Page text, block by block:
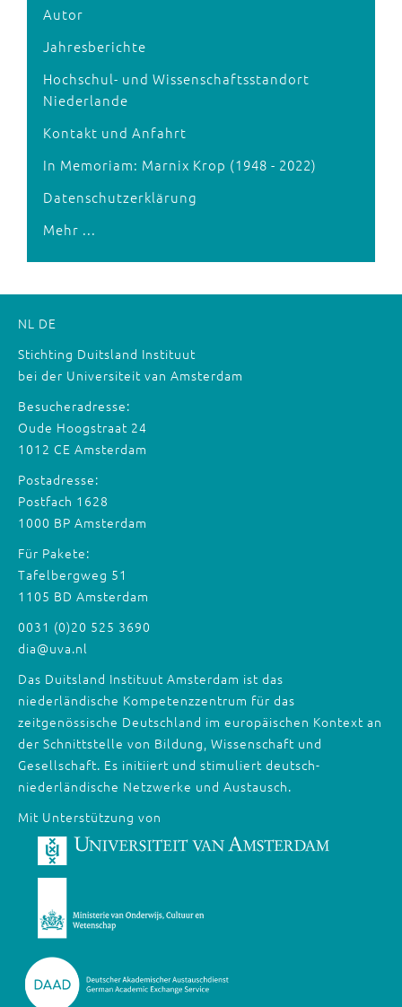
Autor
Jahresberichte
Hochschul- und Wissenschaftsstandort
Niederlande
Kontakt und Anfahrt
In Memoriam: Marnix Krop (1948 - 2022)
Datenschutzerklärung
Mehr ...
NL DE
Stichting Duitsland Instituut
bei der Universiteit van Amsterdam
Besucheradresse:
Oude Hoogstraat 24
1012 CE Amsterdam
Postadresse:
Postfach 1628
1000 BP Amsterdam
Für Pakete:
Tafelbergweg 51
1105 BD Amsterdam
0031 (0)20 525 3690
dia@uva.nl
Das Duitsland Instituut Amsterdam ist das
niederländische Kompetenzzentrum für das
zeitgenössische Deutschland im europäischen Kontext an
der Schnittstelle von Bildung, Wissenschaft und
Gesellschaft. Es initiiert und stimuliert deutsch-
niederländische Netzwerke und Austausch.
Mit Unterstützung von